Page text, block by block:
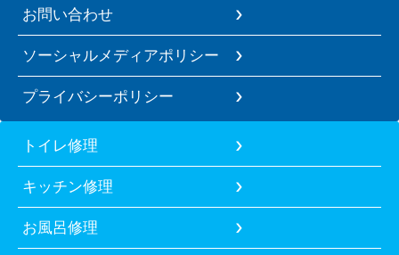
お問い合わせ
ソーシャルメディアポリシー
プライバシーポリシー
トイレ修理
キッチン修理
お風呂修理